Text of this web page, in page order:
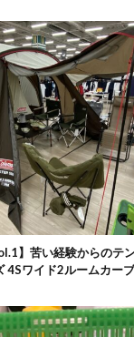
】苦い経験からの
4Sワイド2ルームカーブ